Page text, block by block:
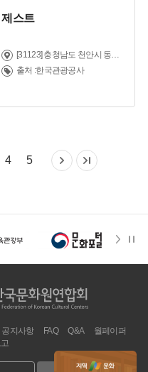
제스트
[31123] 충청남도 천안시 동남구 먹거리11길 43 (신부동)
출처 :한국관광공사
4 5
공지사항 FAQ Q&A
월페이퍼